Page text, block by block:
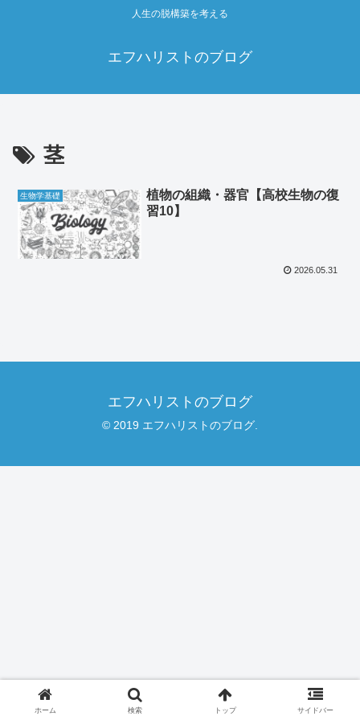
人生の脱構築を考える
エフハリストのブログ
茎
生物学基礎
植物の組織・器官【高校生物の復
習10】
2026.05.31
エフハリストのブログ
© 2019 エフハリストのブログ.
ホーム 検索 トップ サイドバー